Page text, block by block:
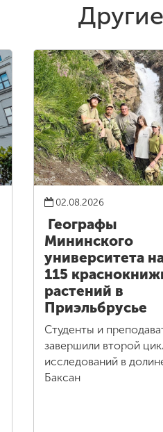
02.08.2026
Географы
Мининского
университета
115
растений в
Приэльбрусье
Студенты и
завершили второй
исследований в
Баксан